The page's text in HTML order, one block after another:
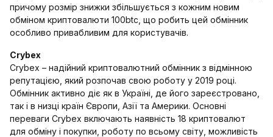
причому розмір знижки збільшується з кожним новим
обміном криптовалюти 100btc, що робить цей обмінник
особливо привабливим для користувачів.
Crybex
Crybex – надійний криптовалютний обмінник з відмінною
репутацією, який розпочав свою роботу у 2019 році.
Обмінник активно діє як в Україні, де його зареєстровано,
так і в низці країн Європи, Азії та Америки. Основні
переваги Crybex включають наявність 18 криптовалют
для обміну і покупки, роботу по всьому світу, можливість